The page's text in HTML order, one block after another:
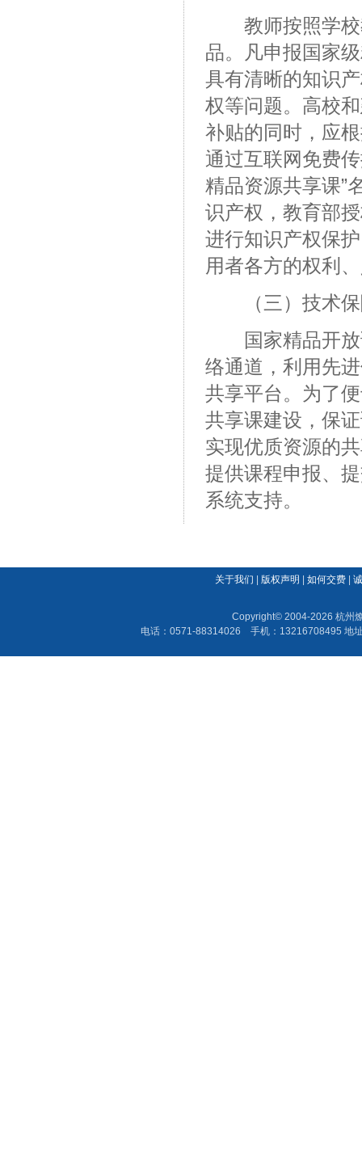
教师按照学校
品。凡申报国家
具有清晰的知识
权等问题。高校
补贴的同时，应
通过互联网免费
精品资源共享课”
识产权，教育部
进行知识产权保
用者各方的权利
（三）技术保
国家精品开放
络通道，利用先
共享平台。为了
共享课建设，保
实现优质资源的
提供课程申报、
系统支持。
关于我们 |版权声明 |如何交费 |
Copyright© 2004-2026 杭州
电话：0571-88314026 手机：13216708495 地